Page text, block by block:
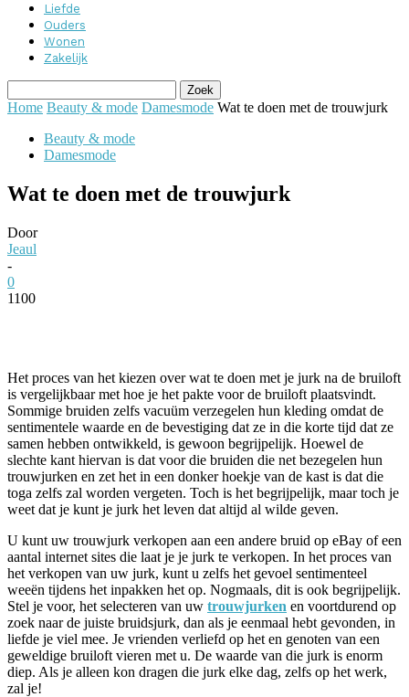
Liefde
Ouders
Wonen
Zakelijk
Home Beauty & mode Damesmode Wat te doen met de trouwjurk
Beauty & mode
Damesmode
Wat te doen met de trouwjurk
Door
Jeaul
-
0
1100
Het proces van het kiezen over wat te doen met je jurk na de bruiloft
is vergelijkbaar met hoe je het pakte voor de bruiloft plaatsvindt.
Sommige bruiden zelfs vacuüm verzegelen hun kleding omdat de
sentimentele waarde en de bevestiging dat ze in die korte tijd dat ze
samen hebben ontwikkeld, is gewoon begrijpelijk. Hoewel de
slechte kant hiervan is dat voor die bruiden die net bezegelen hun
trouwjurken en zet het in een donker hoekje van de kast is dat die
toga zelfs zal worden vergeten. Toch is het begrijpelijk, maar toch je
weet dat je kunt je jurk het leven dat altijd al wilde geven.
U kunt uw trouwjurk verkopen aan een andere bruid op eBay of een
aantal internet sites die laat je je jurk te verkopen. In het proces van
het verkopen van uw jurk, kunt u zelfs het gevoel sentimenteel
weeën tijdens het inpakken het op. Nogmaals, dit is ook begrijpelijk.
Stel je voor, het selecteren van uw trouwjurken en voortdurend op
zoek naar de juiste bruidsjurk, dan als je eenmaal hebt gevonden, in
liefde je viel mee. Je vrienden verliefd op het en genoten van een
geweldige bruiloft vieren met u. De waarde van die jurk is enorm
diep. Als je alleen kon dragen die jurk elke dag, zelfs op het werk,
zal je!